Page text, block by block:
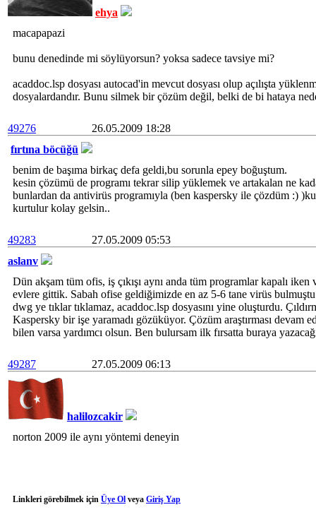
ehya
macapapazi
bunu denedinde mi söylüyorsun? yoksa sadece tavsiye mi?
acaddoc.lsp dosyası autocad'in mevcut dosyası olup açılışta
dosyalardandır. Bunu silmek bir çözüm değil, belki de bi hataya
49276
26.05.2009 18:28
fırtına böcüğü
benim de başıma birkaç defa geldi,bu sorunla epey boğuştum.
kesin çözümü de programı tekrar silip yüklemek ve artakalan ne
bunlardan da antivirüs programıyla (ben kaspersky ile çözdüm :)
kurtulur kolay gelsin..
49283
27.05.2009 05:53
aslanv
Dün akşam tüm ofis, iş çıkışı aynı anda tüm programlar kapalı iken
evlere gittik. Sabah ofise geldiğimizde en az 5-6 tane virüs
dwg ye tıklar tıklamaz, acaddoc.lsp dosyasını yine oluşturdu.
Kaspersky bir işe yaramadı gözüküyor. Çözüm araştırması devam
bilen varsa yardımcı olsun. Ben bulursam ilk fırsatta buraya
49287 27.05.2009 06:13
halilozcakir
norton 2009 ile aynı yöntemi deneyin
Linkleri görebilmek için Üye Ol veya Giriş Yap